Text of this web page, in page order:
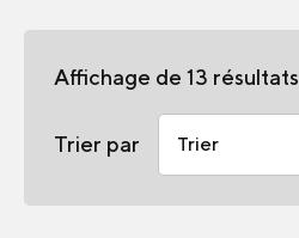
Affichage de 13 résultats
Trier par